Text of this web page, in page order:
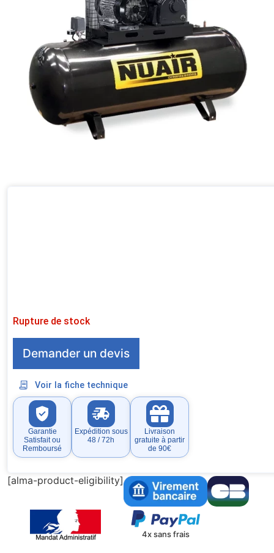
Rupture de stock
Demander un devis
Voir la fiche technique
Garantie
Satisfait ou
Remboursé
Expédition sous
48 / 72h
Livraison
gratuite à partir
de 90€
[alma-product-eligibility]
4x sans frais